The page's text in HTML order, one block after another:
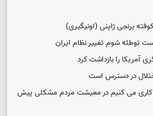
برنجی ژاپنی (اونیگیری)
توطئه شوم تغییر نظام ایران
آمریکا را بازداشت کرد
در دسترس است
کاری می کنیم در معیشت مردم مشکلی پیش